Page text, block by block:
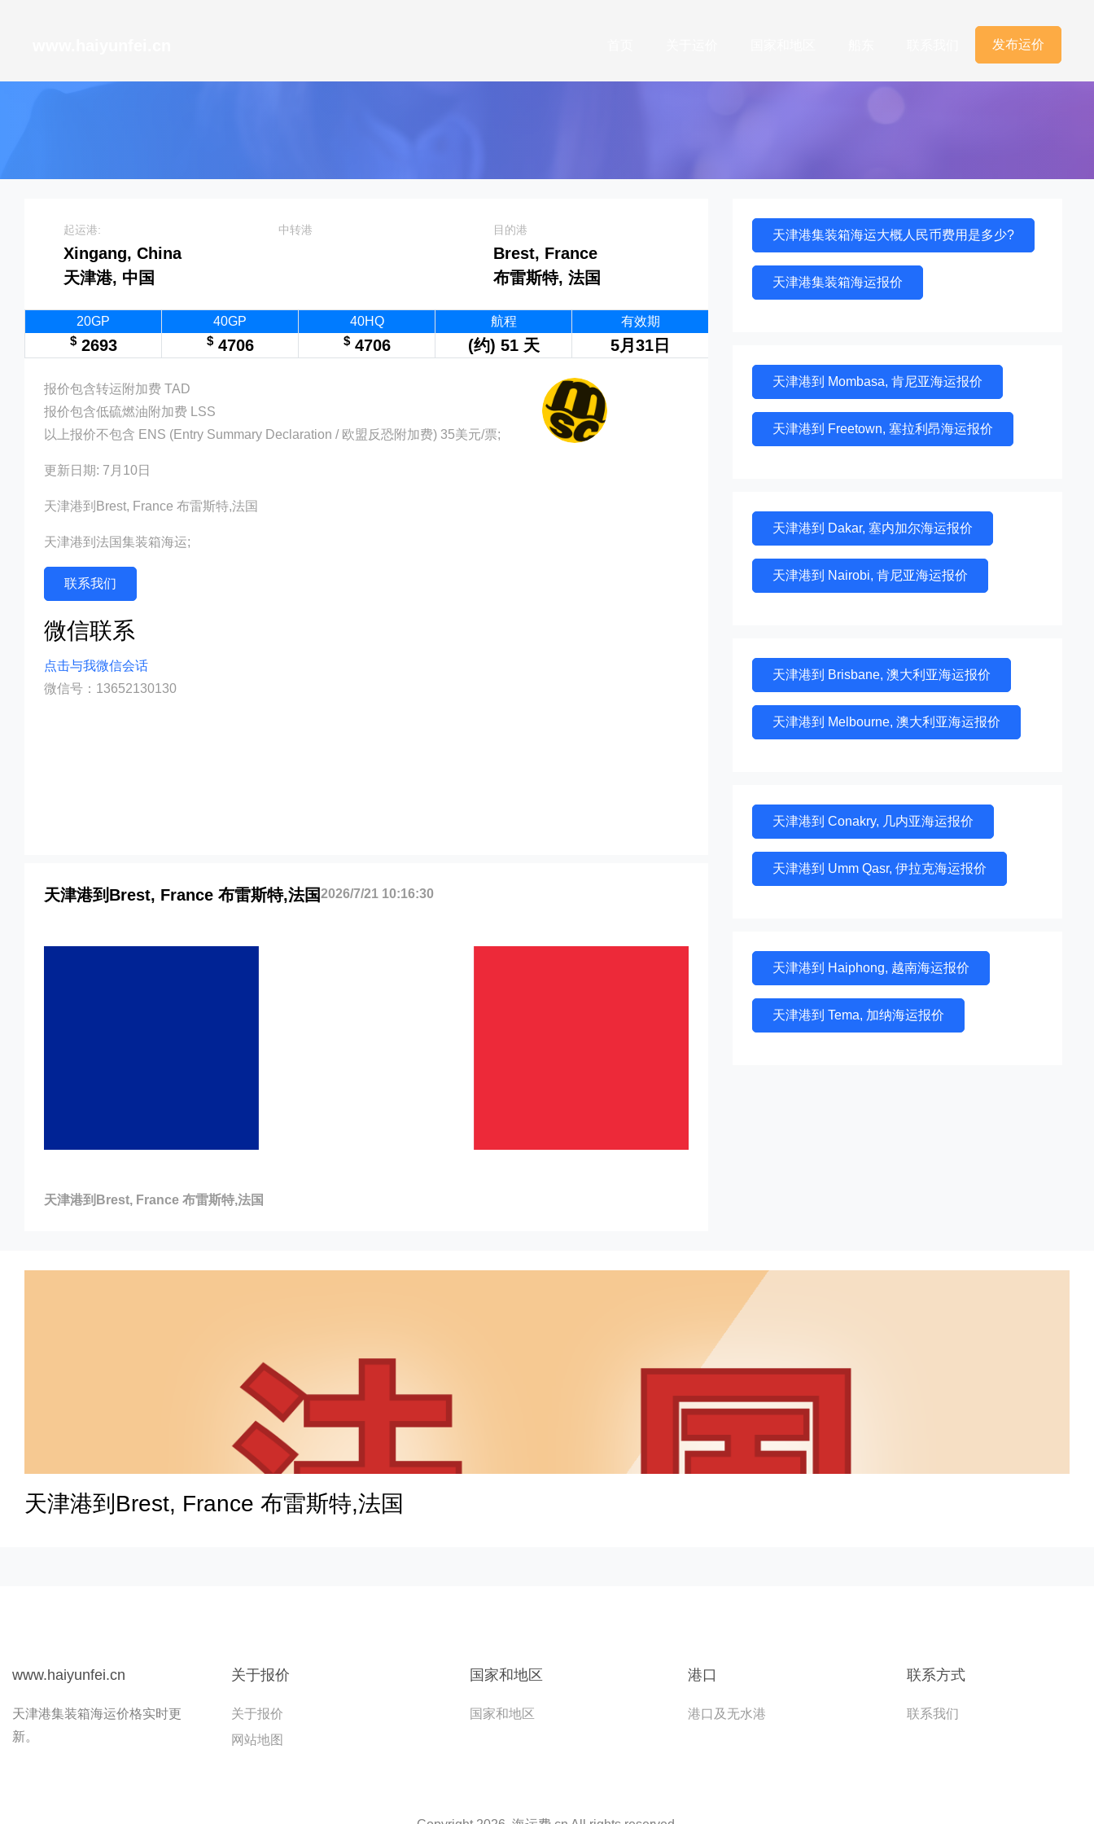
发布运价
起运港:
Xingang, China
天津港, 中国
中转港 目的港
Brest, France
布雷斯特, 法国
20GP
$2693
40GP
$4706
40HQ
$4706
航程
(约) 51 天
有效期
5月31日
报价包含转运附加费 TAD
报价包含低硫燃油附加费 LSS
以上报价不包含 ENS (Entry Summary Declaration / 欧盟反恐附加费) 35美元/票;
更新日期: 7月10日
天津港到Brest, France 布雷斯特,法国
天津港到法国集装箱海运;
联系我们
微信联系
点击与我微信会话
微信号：13652130130
天津港到Brest, France 布雷斯特,法国2026/7/21 10:16:30
天津港到Brest, France 布雷斯特,法国
天津港集装箱海运大概人民币费用是多少?
天津港集装箱海运报价
天津港到 Mombasa, 肯尼亚海运报价
天津港到 Freetown, 塞拉利昂海运报价
天津港到 Dakar, 塞内加尔海运报价
天津港到 Nairobi, 肯尼亚海运报价
天津港到 Brisbane, 澳大利亚海运报价
天津港到 Melbourne, 澳大利亚海运报价
天津港到 Conakry, 几内亚海运报价
天津港到 Umm Qasr, 伊拉克海运报价
天津港到 Haiphong, 越南海运报价
天津港到 Tema, 加纳海运报价
天津港到Brest, France 布雷斯特,法国
www.haiyunfei.cn
天津港集装箱海运价格实时更
新。
关于报价
关于报价
网站地图
国家和地区
国家和地区
港口
港口及无水港
联系方式
联系我们